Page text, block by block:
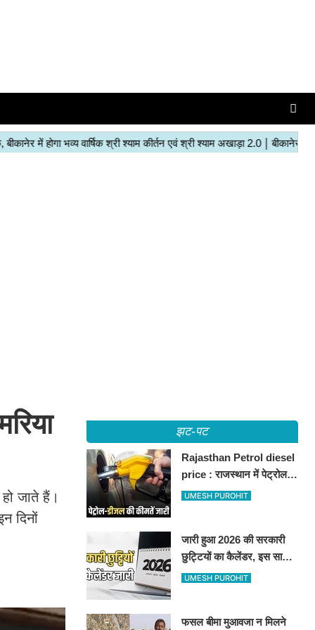
जाते हैं।
दिनों
झट-पट
Rajasthan Petrol diesel
price : राजस्थान में पेट्रोल-
डीजल की कीमतें जारी, जानिए
UMESH PUROHIT
जारी हुआ 2026 की सरकारी
छुट्टियों का कैलेंडर, इस साल
कई बार मिलेगा लगातार
UMESH PUROHIT
फसल बीमा मुआवजा न मिलने